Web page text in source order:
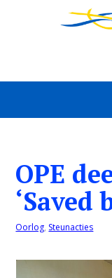
OPE
‘Saved
Oorlog, Steunacties